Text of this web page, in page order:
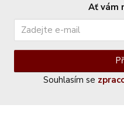
Ať vám
Souhlasím se